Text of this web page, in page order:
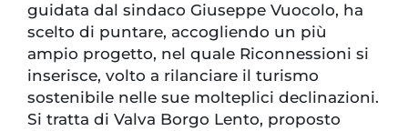
guidata dal sindaco Giuseppe Vuocolo, ha
scelto di puntare, accogliendo un più
ampio progetto, nel quale Riconnessioni si
inserisce, volto a rilanciare il turismo
sostenibile nelle sue molteplici declinazioni.
Si tratta di Valva Borgo Lento, proposto